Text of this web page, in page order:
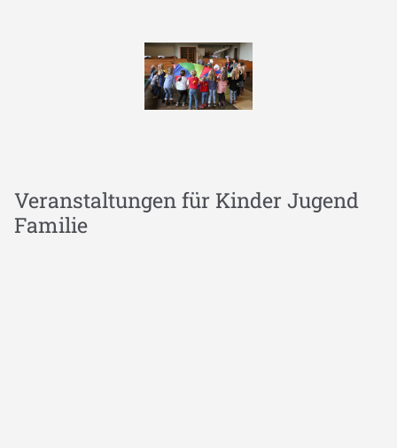
Veranstaltungen für Kinder Jugend
Familie